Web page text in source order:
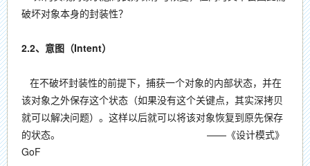
破坏对象本身的封装性？
2.2、意图（Intent）
在不破坏封装性的前提下，捕获一个对象的内部状态，并在
该对象之外保存这个状态（如果没有这个关键点，其实深拷贝
就可以解决问题）。这样以后就可以将该对象恢复到原先保存
的状态。 ——《设计模式》
GoF